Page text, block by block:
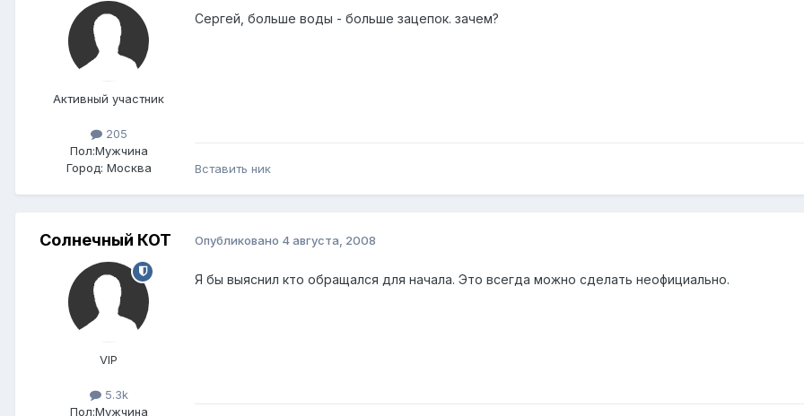
Активный участник
205
Пол:Мужчина
Город: Москва
Cергей, больше воды - больше зацепок. зачем?
Вставить ник
Солнечный КОТ
VIP
5.3k
Пол:Мужчина
Опубликовано 4 августа, 2008
Я бы выяснил кто обращался для начала. Это всегда можно сделать неофициально.